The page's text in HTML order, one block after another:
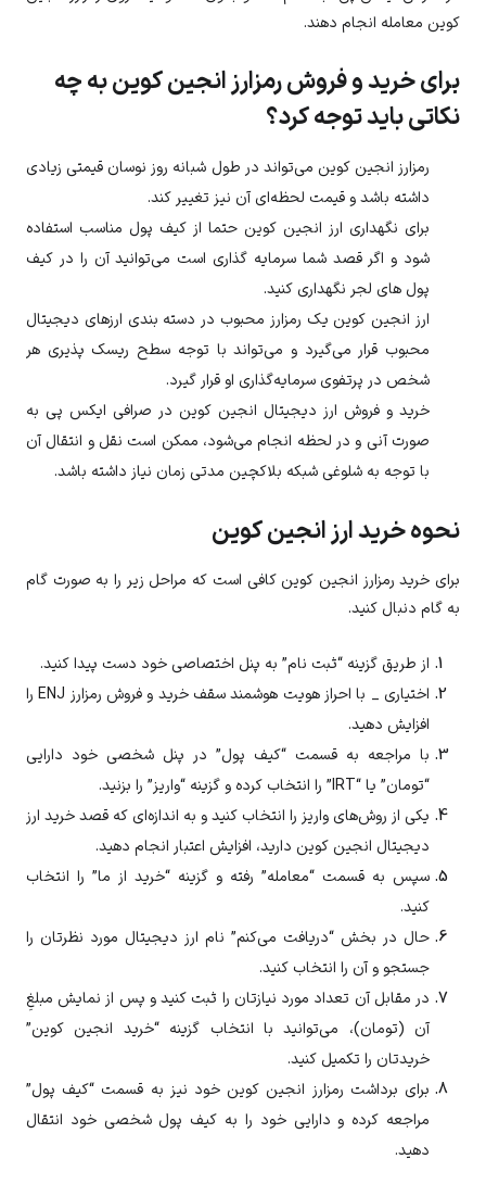
کوین معامله انجام دهند.
برای خرید و فروش رمزارز انجین کوین به چه
نکاتی باید توجه کرد؟
رمزارز انجین کوین می‌تواند در طول شبانه روز نوسان قیمتی زیادی
داشته باشد و قیمت لحظه‌ای آن نیز تغییر کند.
برای نگهداری ارز انجین کوین حتما از کیف پول مناسب استفاده
شود و اگر قصد شما سرمایه گذاری است می‌توانید آن را در کیف
پول های لجر نگهداری کنید.
ارز انجین کوین یک رمزارز محبوب در دسته بندی ارزهای دیجیتال
محبوب قرار می‌گیرد و می‌تواند با توجه سطح ریسک پذیری هر
شخص در پرتفوی سرمایه‌گذاری او قرار گیرد.
خرید و فروش ارز دیجیتال انجین کوین در صرافی ایکس پی به
صورت آنی و در لحظه انجام می‌شود، ممکن است نقل و انتقال آن
با توجه به شلوغی شبکه بلاکچین مدتی زمان نیاز داشته باشد.
نحوه خرید ارز انجین کوین
برای خرید رمزارز انجین کوین کافی است که مراحل زیر را به صورت گام
به گام دنبال کنید.
از طریق گزینه “ثبت نام” به پنل اختصاصی خود دست پیدا کنید.
اختیاری _ با احراز هویت هوشمند سقف خرید و فروش رمزارز ENJرا
افزایش دهید.
با مراجعه به قسمت “کیف پول” در پنل شخصی خود دارایی
“تومان” یا “IRT” را انتخاب کرده و گزینه “واریز” را بزنید.
یکی از روش‌های واریز را انتخاب کنید و به اندازه‌ای که قصد خرید ارز
دیجیتال انجین کوین دارید، افزایش اعتبار انجام دهید.
سپس به قسمت “معامله” رفته و گزینه “خرید از ما” را انتخاب
کنید.
حال در بخش “دریافت می‌کنم” نام ارز دیجیتال مورد نظرتان را
جستجو و آن را انتخاب کنید.
در مقابل آن تعداد مورد نیازتان را ثبت کنید و پس از نمایش مبلغِ
آن (تومان)، می‌توانید با انتخاب گزینه “خرید انجین کوین”
خریدتان را تکمیل کنید.
برای برداشت رمزارز انجین کوین خود نیز به قسمت “کیف پول”
مراجعه کرده و دارایی خود را به کیف پول شخصی خود انتقال
دهید.